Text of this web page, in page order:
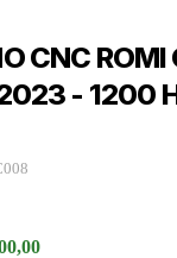
CNC
- 1200